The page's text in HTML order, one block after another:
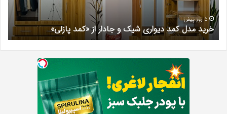
از
«کمد
پازلی»
5 روز پیش
خرید مدل کمد دیواری شیک و جادار از «کمد پازلی»